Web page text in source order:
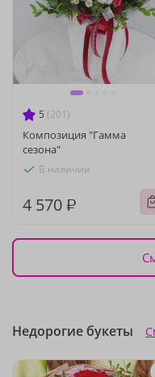
5 (201)
Композиция "Гамма
сезона"
В наличии
4 570 ₽
Недорогие букеты